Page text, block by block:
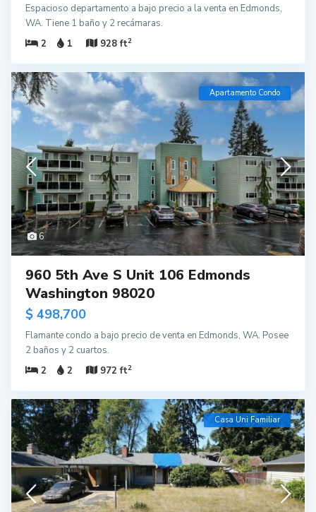
Espacioso departamento a bajo precio a la venta en Edmonds,
WA. Tiene 1 baño y 2 recámaras.
2
1 928 ft2
6
Apartamento Condo
960 5th Ave S Unit 106 Edmonds
Washington 98020
$ 498,700
Flamante condo a bajo precio de venta en Edmonds, WA. Posee
2 baños y 2 cuartos.
2
2 972 ft2
Casa Uni Familiar